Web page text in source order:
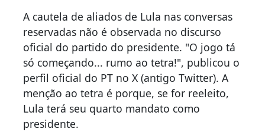
A cautela de aliados de Lula nas conversas
reservadas não é observada no discurso
oficial do partido do presidente. "O jogo tá
só começando... rumo ao tetra!", publicou o
perfil oficial do PT no X (antigo Twitter). A
menção ao tetra é porque, se for reeleito,
Lula terá seu quarto mandato como
presidente.